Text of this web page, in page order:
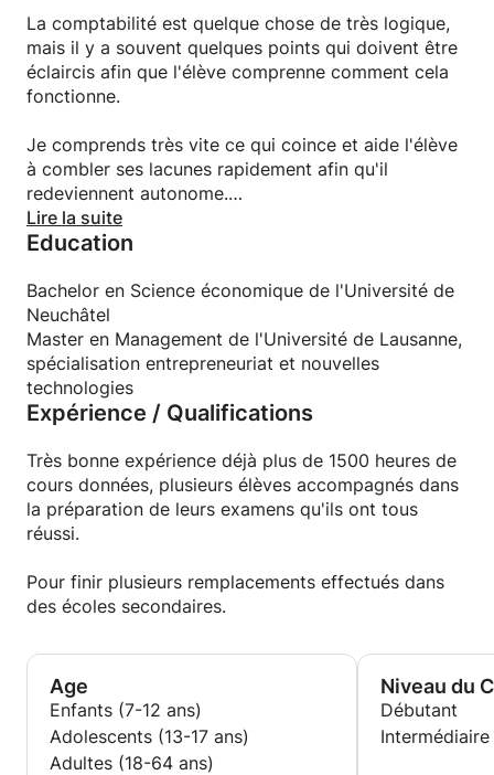
La comptabilité est quelque chose de très logique,
mais il y a souvent quelques points qui doivent être
éclaircis afin que l'élève comprenne comment cela
fonctionne.
Je comprends très vite ce qui coince et aide l'élève
à combler ses lacunes rapidement afin qu'il
redeviennent autonome.
En ce qui concerne l'économie, j'apporte beaucoup
élèves de mieux comprendre le pourquoi du
comment et de mieux faire les liens entre la théorie
et son utilisation potentiel.
Je suis disponible principalement les samedis matin
ou les soirs en semaines pour des cours en ligne.
Merci
Lire la suite
Education
Bachelor en Science économique de l'Université de
Neuchâtel
Master en Management de l'Université de Lausanne,
spécialisation entrepreneuriat et nouvelles
technologies
Expérience / Qualifications
Très bonne expérience déjà plus de 1500 heures de
cours données, plusieurs élèves accompagnés dans
la préparation de leurs examens qu'ils ont tous
réussi.
Pour finir plusieurs remplacements effectués dans
des écoles secondaires.
Age
Enfants (7-12 ans)
Adolescents (13-17 ans)
Adultes (18-64 ans)
Niveau du
Débutant
Intermédiaire